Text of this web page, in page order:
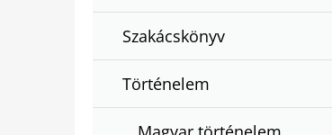
Szakácskönyv
Történelem